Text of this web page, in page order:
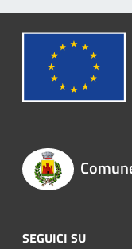
SEGUICI SU